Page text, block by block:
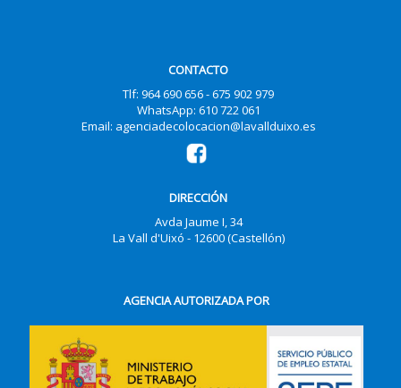
CONTACTO
Tlf: 964 690 656 - 675 902 979
WhatsApp: 610 722 061
Email: agenciadecolocacion@lavallduixo.es
DIRECCIÓN
Avda Jaume I, 34
La Vall d'Uixó - 12600 (Castellón)
AGENCIA AUTORIZADA POR